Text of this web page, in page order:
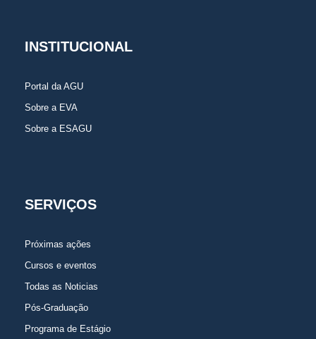
INSTITUCIONAL
Portal da AGU
Sobre a EVA
Sobre a ESAGU
SERVIÇOS
Próximas ações
Cursos e eventos
Todas as Noticias
Pós-Graduação
Programa de Estágio